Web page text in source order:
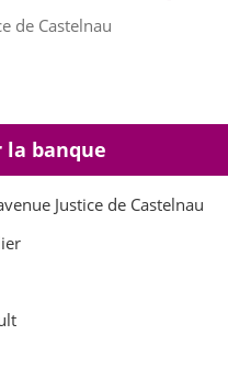
de Castelnau
banque
Justice de Castelnau